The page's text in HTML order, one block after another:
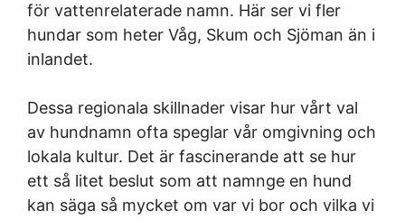
för vattenrelaterade namn. Här ser vi fler
hundar som heter Våg, Skum och Sjöman än i
inlandet.
Dessa regionala skillnader visar hur vårt val
av hundnamn ofta speglar vår omgivning och
lokala kultur. Det är fascinerande att se hur
ett så litet beslut som att namnge en hund
kan säga så mycket om var vi bor och vilka vi